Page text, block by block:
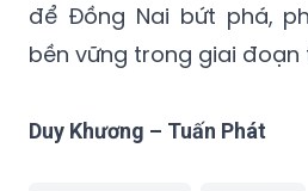
để Đồng Nai bứt phá,
bền vững trong giai đoạn
Duy Khương – Tuấn Phát